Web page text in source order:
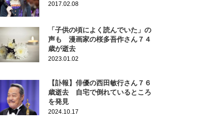
2017.02.08
「子供の頃によく読んでいた」の
声も 漫画家の桜多吾作さん７４
歳が逝去
2023.01.02
【訃報】俳優の西田敏行さん７６
歳逝去 自宅で倒れているところ
を発見
2024.10.17